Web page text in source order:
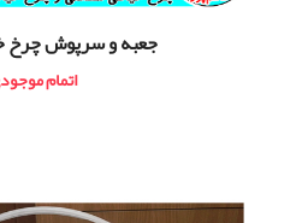
جعبه و سرپوش چرخ
اتمام